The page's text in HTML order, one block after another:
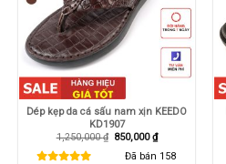
Dép kẹp da cá sấu nam xịn KEEDO
KD1907
1,250,000₫ Giá
850,000₫Giá
hiện
tại
Đã bán 158